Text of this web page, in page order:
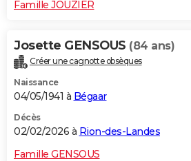
Famille JOUZIER
Josette GENSOUS (84 ans)
Créer une cagnotte obsèques
Naissance
04/05/1941 à Bégaar
Décès
02/02/2026 à Rion-des-Landes
Famille GENSOUS